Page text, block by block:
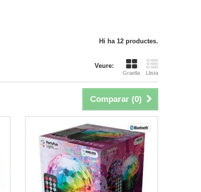
Hi ha 12 productes.
Veure:
Graella Llista
Comparar (0)